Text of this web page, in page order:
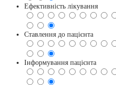
Ефективність лікування
Ставлення до пацієнта
Інформування пацієнта